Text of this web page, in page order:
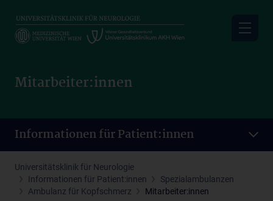
main
Mitarbeiter:innen
Informationen für Patient:innen
Universitätsklinik für Neurologie
Informationen für Patient:innen
Spezialambulanzen
Ambulanz für Kopfschmerz
Mitarbeiter:innen